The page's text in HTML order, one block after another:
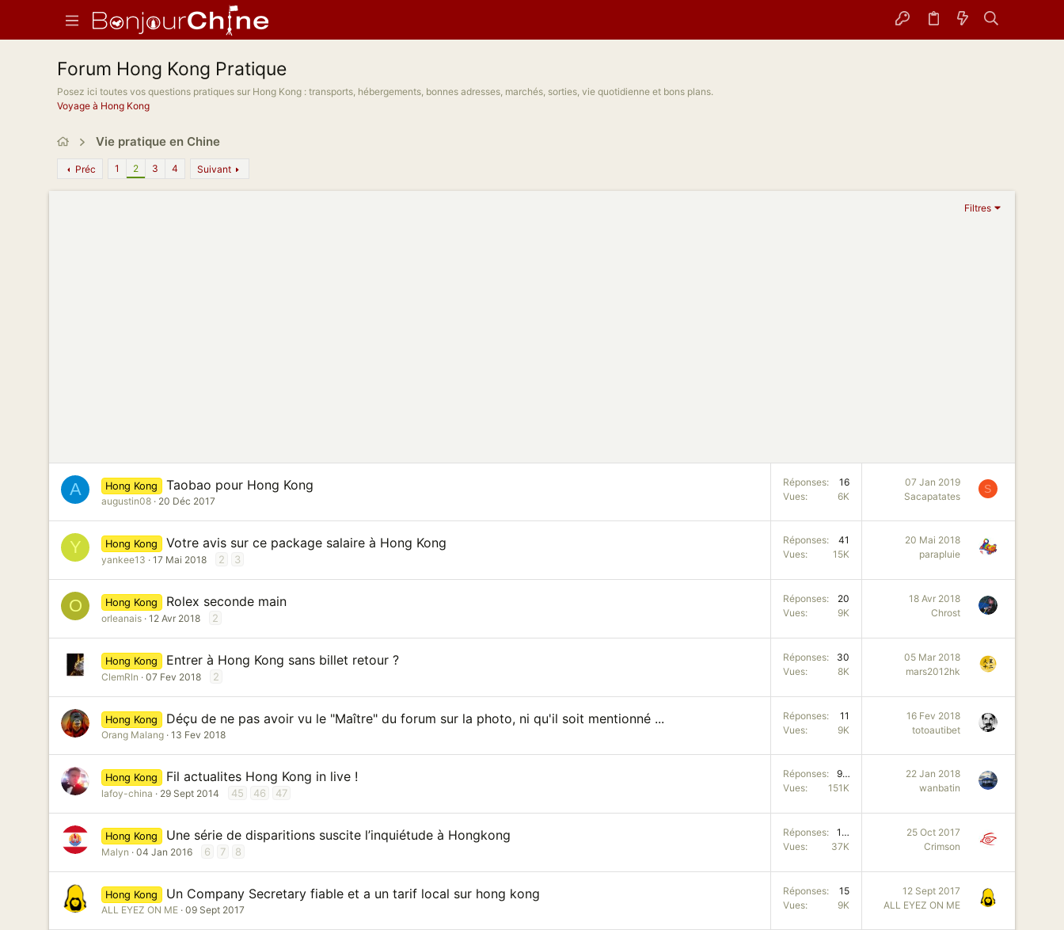
Forum Hong Kong Pratique
Posez ici toutes vos questions pratiques sur Hong Kong : transports, hébergements, bonnes adresses, marchés, sorties, vie quotidienne et bons plans.
Voyage à Hong Kong
Vie pratique en Chine
Préc 1 2 3 4 Suivant
Filtres
A Hong Kong Taobao pour Hong Kong
augustin08 20 Déc 2017
Réponses
16
Vues
6K
07 Jan 2019
Sacapatates
S
Y Hong Kong Votre avis sur ce package salaire à Hong Kong
yankee13 17 Mai 2018 2 3
Réponses
41
Vues
15K
20 Mai 2018
parapluie
O Hong Kong Rolex seconde main
orleanais 12 Avr 2018 2
Réponses
20
Vues
9K
18 Avr 2018
Chrost
Hong Kong Entrer à Hong Kong sans billet retour ?
ClemRln 07 Fev 2018 2
Réponses
30
Vues
8K
05 Mar 2018
mars2012hk
Hong Kong Déçu de ne pas avoir vu le "Maître" du forum sur la photo, ni qu'il soit mentionné ...
Orang Malang 13 Fev 2018
Réponses
11
Vues
9K
16 Fev 2018
totoautibet
Hong Kong Fil actualites Hong Kong in live !
lafoy-china 29 Sept 2014 45 46 47
Réponses
939
Vues
151K
22 Jan 2018
wanbatin
Hong Kong Une série de disparitions suscite l’inquiétude à Hongkong
Malyn 04 Jan 2016 6 7 8
Réponses
157
Vues
37K
25 Oct 2017
Crimson
Hong Kong Un Company Secretary fiable et a un tarif local sur hong kong
ALL EYEZ ON ME 09 Sept 2017
Réponses
15
Vues
9K
12 Sept 2017
ALL EYEZ ON ME